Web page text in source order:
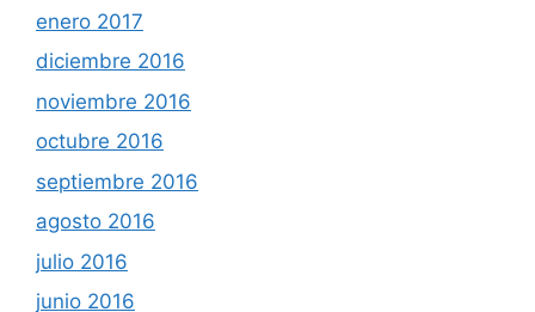
enero 2017
diciembre 2016
noviembre 2016
octubre 2016
septiembre 2016
agosto 2016
julio 2016
junio 2016